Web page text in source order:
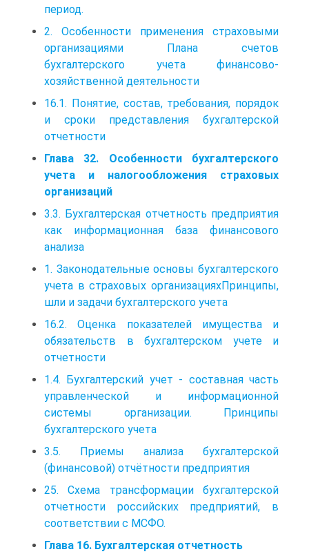
период.
2. Особенности применения страховыми
организациями Плана счетов
бухгалтерского учета финансово-
хозяйственной деятельности
16.1. Понятие, состав, требования, порядок
и сроки представления бухгалтерской
отчетности
Глава 32. Особенности бухгалтерского
учета и налогообложения страховых
организаций
3.3. Бухгалтерская отчетность предприятия
как информационная база финансового
анализа
1. Законодательные основы бухгалтерского
учета в страховых организацияхПринципы,
шли и задачи бухгалтерского учета
16.2. Оценка показателей имущества и
обязательств в бухгалтерском учете и
отчетности
1.4. Бухгалтерский учет - составная часть
управленческой и информационной
системы организации. Принципы
бухгалтерского учета
3.5. Приемы анализа бухгалтерской
(финансовой) отчётности предприятия
25. Схема трансформации бухгалтерской
отчетности российских предприятий, в
соответствии с МСФО.
Глава 16. Бухгалтерская отчетность